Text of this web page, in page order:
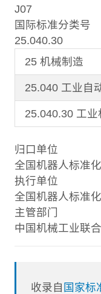
J07
国际标准分类号
25.040.30
25 机械制造
25.040 工业自
25.040.30 工
归口单位
全国机器人标准
执行单位
全国机器人标准
主管部门
中国机械工业联
收录自 国家标